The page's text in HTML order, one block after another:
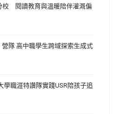
校 閱讀教育與溫暖陪伴灌溉偏
隊 高中職學生跨域探索生成式
學職涯特讚隊實踐USR陪孩子追